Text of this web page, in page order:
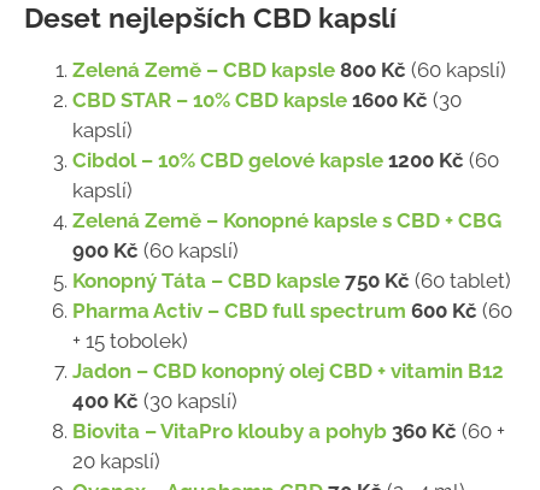
Deset nejlepších CBD kapslí
Zelená Země – CBD kapsle 800 Kč (60 kapslí)
CBD STAR – 10% CBD kapsle 1600 Kč (30
kapslí)
Cibdol – 10% CBD gelové kapsle 1200 Kč (60
kapslí)
Zelená Země – Konopné kapsle s CBD + CBG
900 Kč (60 kapslí)
Konopný Táta – CBD kapsle 750 Kč (60 tablet)
Pharma Activ – CBD full spectrum 600 Kč (60
+ 15 tobolek)
Jadon – CBD konopný olej CBD + vitamin B12
400 Kč (30 kapslí)
Biovita – VitaPro klouby a pohyb 360 Kč (60 +
20 kapslí)